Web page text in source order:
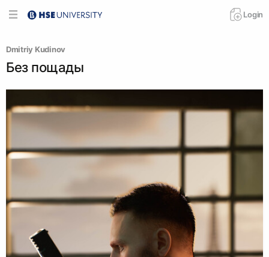
Login
Dmitriy Kudinov
Без пощады